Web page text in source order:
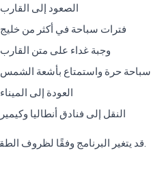
الصعود إلى القارب
فترات سباحة في أكثر من خليج
وجبة غداء على متن القارب
سباحة حرة واستمتاع بأشعة الشمس
العودة إلى الميناء
النقل إلى فنادق أنطاليا وكيمير
قد يتغير البرنامج وفقًا لظروف الطقس.